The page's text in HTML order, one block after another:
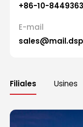
+86-10-
E-mail
Filiales Usines